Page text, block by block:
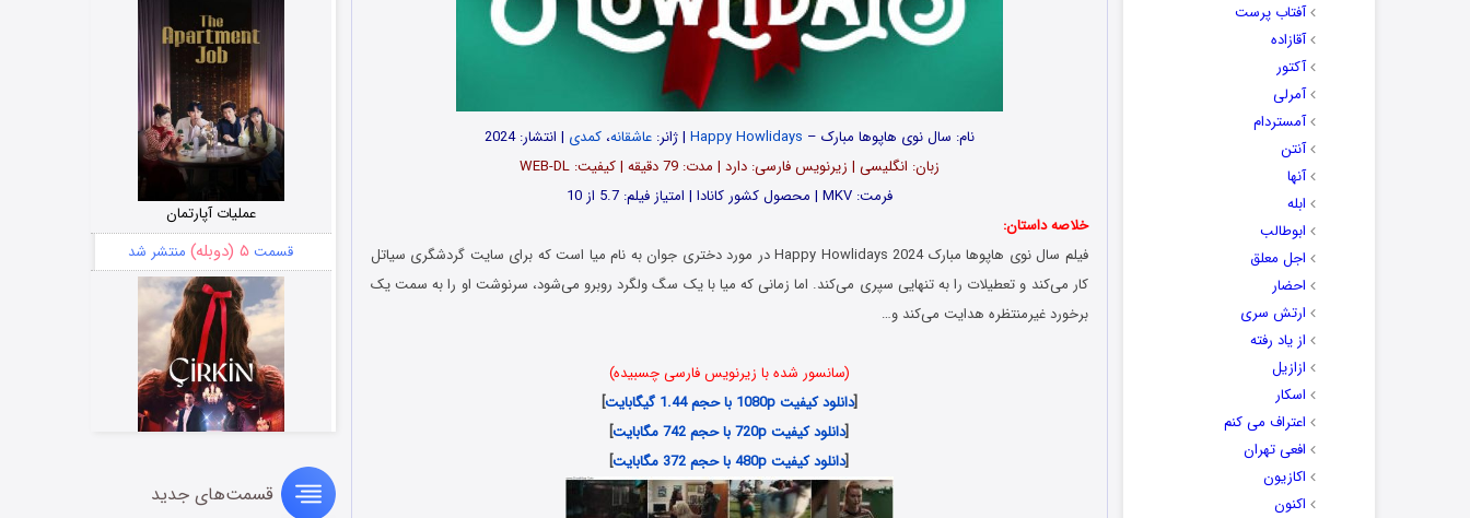
آفتاب پرست
آقازاده
آکتور
آمرلی
آمستردام
آنتن
آنها
ابله
ابوطالب
اجل معلق
احضار
ارتش سری
از یاد رفته
ازازیل
اسکار
اعتراف می کنم
افعی تهران
اکازیون
اکنون
نام: سال نوی هاپوها مبارک – Happy Howlidays | ژانر:عاشقانه،کمدی | انتشار: 2024
زبان: انگلیسی | زیرنویس فارسی: دارد | مدت: 79 دقیقه | کیفیت: WEB-DL
فرمت: MKV | محصول کشور کانادا | امتیاز فیلم: 5.7 از 10
خلاصه داستان:
فیلم سال نوی هاپوها مبارک
Happy Howlidays 2024 در مورد دختری جوان به نام میا است که برای سایت گردشگری سیاتل
کار می‌کند و تعطیلات را به تنهایی سپری می‌کند. اما زمانی که میا با یک سگ ولگرد روبرو می‌شود، سرنوشت او را به سمت یک
برخورد غیرمنتظره هدایت می‌کند و…
(سانسور شده با زیرنویس فارسی چسبیده)
[دانلود کیفیت 1080p با حجم 1.44 گیگابایت
]
[دانلود کیفیت 720p با حجم 742 مگابایت
]
[دانلود کیفیت 480p با حجم 372 مگابایت ]
عملیات آپارتمان
قسمت ۵ (دوبله) منتشر شد
سریال زشت
قسمت‌های جدید